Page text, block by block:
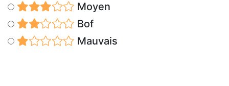
Moyen
Bof
Mauvais